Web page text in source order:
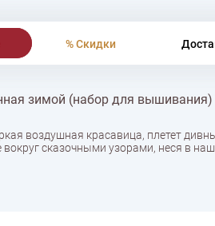
% Скидки
зимой (набор для вышивания)
воздушная красавица, плетет
сказочными узорами, неся в